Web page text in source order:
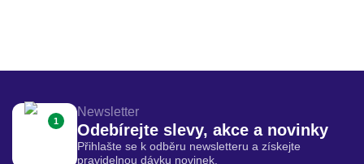
1
Newsletter
Odebírejte slevy, akce a novinky
Přihlašte se k odběru newsletteru a získejte
pravidelnou dávku novinek.